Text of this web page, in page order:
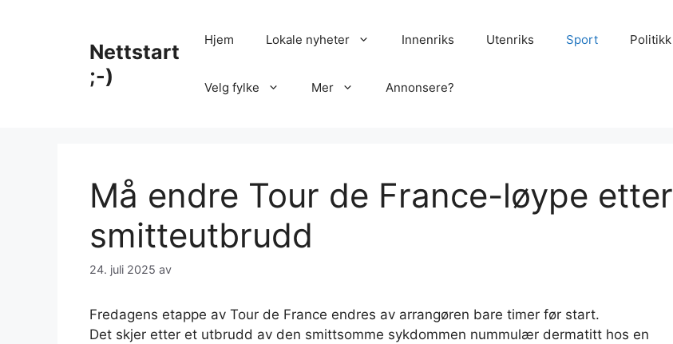
Nettstart
;-)
Hjem Lokale nyheter Innenriks Utenriks Sport Politikk
Velg fylke Mer Annonsere?
Må endre Tour de France-løype etter
smitteutbrudd
24. juli 2025 av
Fredagens etappe av Tour de France endres av arrangøren bare timer før start.
Det skjer etter et utbrudd av den smittsomme sykdommen nummulær dermatitt hos en